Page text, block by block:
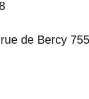
de Bercy